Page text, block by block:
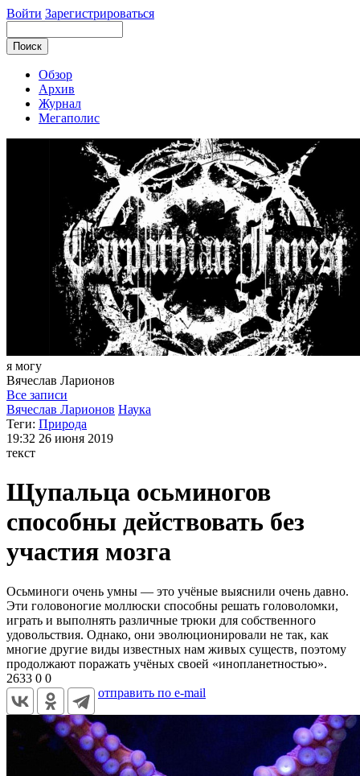
Войти Зарегистрироваться
Обзор
Архив
Журнал
Мегаполис
я могу
Вячеслав Ларионов
Все записи
Вячеслав Ларионов Наука
Теги: Природа
19:32 26 июня 2019
текст
Щупальца осьминогов
способны действовать без
участия мозга
Осьминоги очень умны — это учёные выяснили очень давно.
Эти головоногие моллюски способны решать головоломки,
играть и выполнять различные трюки для собственного
удовольствия. Однако, они эволюционировали не так, как
многие другие виды известных нам живых существ, поэтому
продолжают поражать учёных своей «инопланетностью».
2633 0 0
отправить по e-mail